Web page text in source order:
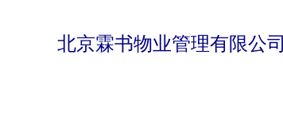
北京霖书物业管理有限公司